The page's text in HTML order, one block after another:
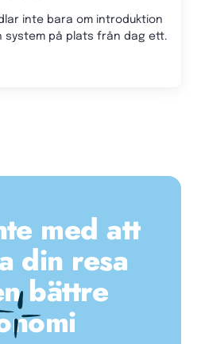
inte bara om introduktion
system på plats från dag ett.
med att
din resa
bättre